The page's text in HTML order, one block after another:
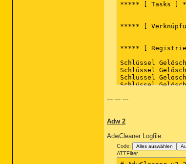
***** [ Tasks ]
***** [
***** [
Schlüssel
Schlüssel
Schlüssel
Schlüssel
Schlüssel
Schlüssel
Schlüssel
Schlüssel Gelöscht
Schlüssel Gelöscht
Schlüssel
--- --- ---
Adw 2
AdwCleaner Logfile:
Code: Alles auswählen
ATTFilter